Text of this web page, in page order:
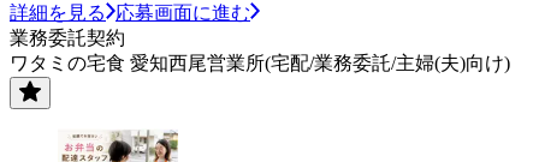
詳細を見る
応募画面に進む
業務委託契約
ワタミの宅食 愛知西尾営業所(宅配/業務委託/主婦(夫)向け)